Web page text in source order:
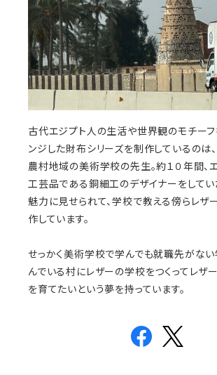
古代エジプト人の生活や世界観のモチーフ
ンジした財布シリーズを制作しているのは
農村地域の美術学校の先生。約１０年間、
工芸品である銅細工のデザイナーをして
魅力に見せられて、学校で教える傍らレザ
作しています。
せっかく美術学校で学んでも就職先がない
んでいる村にレザーの学校をつくってレザ
を育てたいという夢を持っています。